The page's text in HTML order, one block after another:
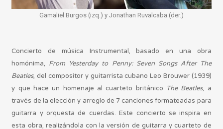
Gamaliel Burgos (izq.) y Jonathan Ruvalcaba (der.)
Concierto de música Instrumental, basado en una obra
homónima, From Yesterday to Penny: Seven Songs After The
Beatles, del compositor y guitarrista cubano Leo Brouwer (1939)
y que hace un homenaje al cuarteto británico The Beatles, a
través de la elección y arreglo de 7 canciones formateadas para
guitarra y orquesta de cuerdas. Este concierto se inspira en
esta obra, realizándola con la versión de guitarra y cuarteto de